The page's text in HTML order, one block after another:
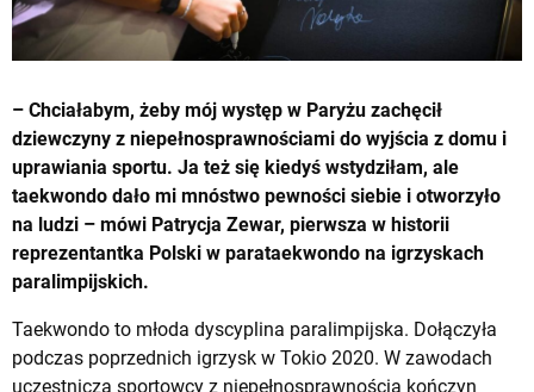
– Chciałabym, żeby mój występ w Paryżu zachęcił
dziewczyny z niepełnosprawnościami do wyjścia z domu i
uprawiania sportu. Ja też się kiedyś wstydziłam, ale
taekwondo dało mi mnóstwo pewności siebie i otworzyło
na ludzi – mówi Patrycja Zewar, pierwsza w historii
reprezentantka Polski w parataekwondo na igrzyskach
paralimpijskich.
Taekwondo to młoda dyscyplina paralimpijska. Dołączyła
podczas poprzednich igrzysk w Tokio 2020. W zawodach
uczestniczą sportowcy z niepełnosprawnością kończyn